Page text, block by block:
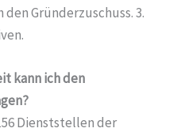
Gründerzuschuss. 3.
kann ich den
Dienststellen der